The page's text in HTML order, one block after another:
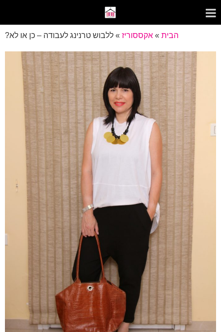
הבית» אקססוריז» ללבוש טרנינג לעבודה – כן או לא?